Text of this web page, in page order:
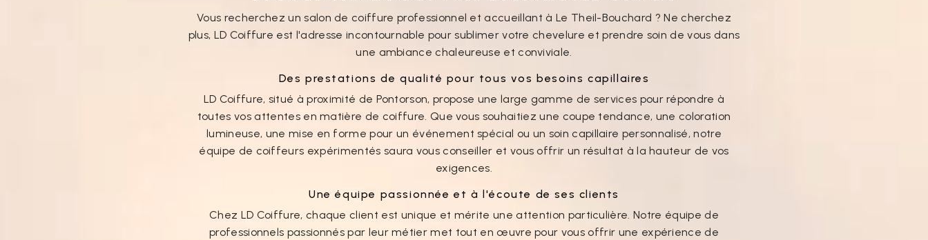
Vous recherchez un salon de coiffure professionnel et accueillant à Le Theil-Bouchard ? Ne cherchez
plus, LD Coiffure est l'adresse incontournable pour sublimer votre chevelure et prendre soin de vous dans
une ambiance chaleureuse et conviviale.
Des prestations de qualité pour tous vos besoins capillaires
LD Coiffure, situé à proximité de Pontorson, propose une large gamme de services pour répondre à
toutes vos attentes en matière de coiffure. Que vous souhaitiez une coupe tendance, une coloration
lumineuse, une mise en forme pour un événement spécial ou un soin capillaire personnalisé, notre
équipe de coiffeurs expérimentés saura vous conseiller et vous offrir un résultat à la hauteur de vos
exigences.
Une équipe passionnée et à l'écoute de ses clients
Chez LD Coiffure, chaque client est unique et mérite une attention particulière. Notre équipe de
professionnels passionnés par leur métier met tout en œuvre pour vous offrir une expérience de